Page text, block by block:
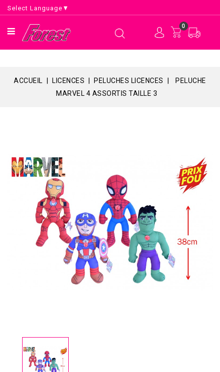
Select Language ▼
0
ACCUEIL LICENCES PELUCHES LICENCES
PELUCHE
MARVEL 4 ASSORTIS TAILLE 3